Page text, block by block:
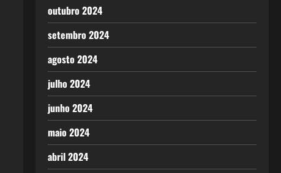
outubro 2024
setembro 2024
agosto 2024
julho 2024
junho 2024
maio 2024
abril 2024